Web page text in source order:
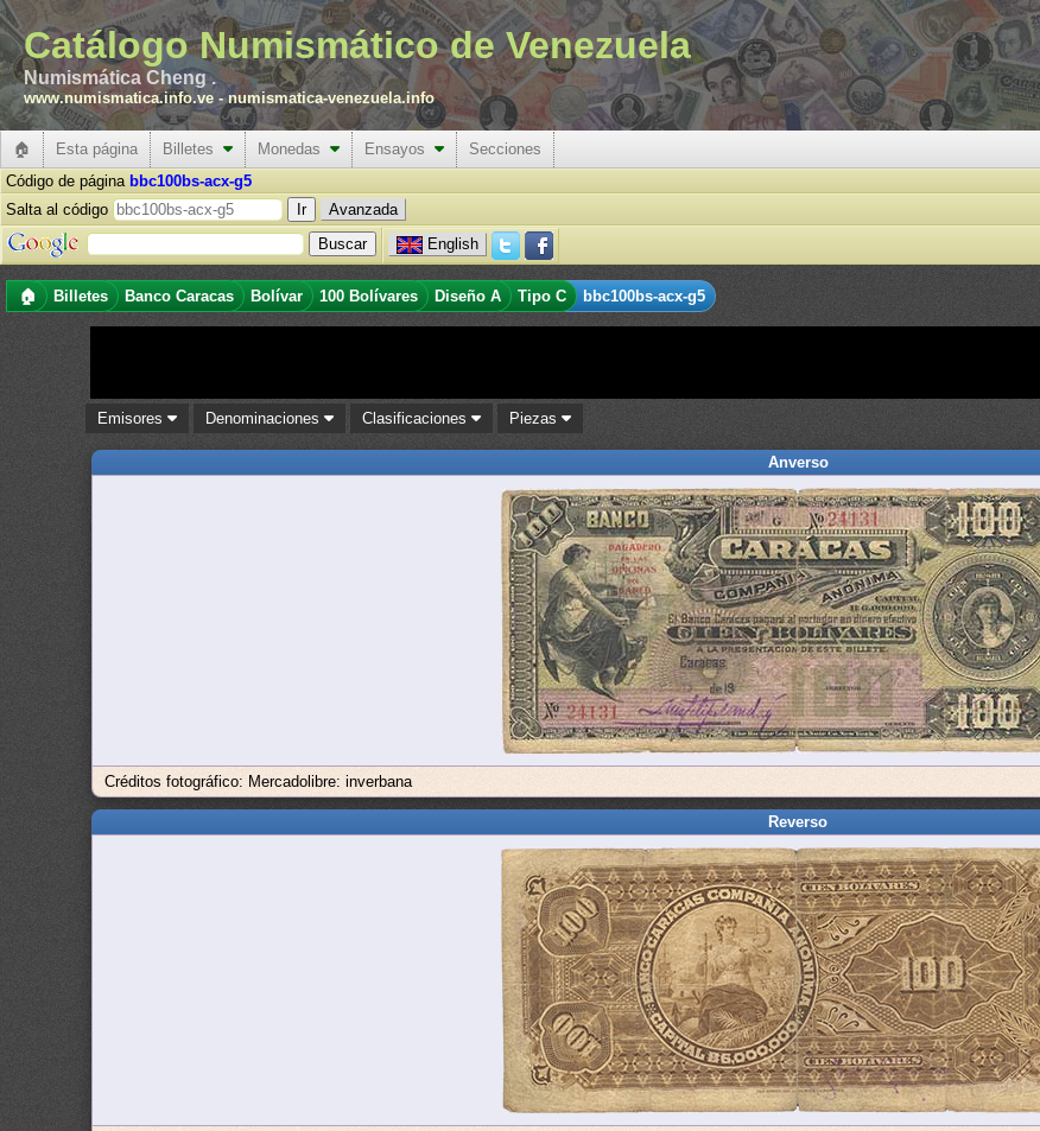
Catálogo Numismático de Venezuela
Numismática Cheng .
www.numismatica.info.ve -numismatica-venezuela.info
🏠 Esta página Billetes Monedas Ensayos
Secciones
Código de página bbc100bs-acx-g5
Salta al código
Avanzada
English
🏠 Billetes Banco Caracas Bolívar 100 Bolívares Diseño A Tipo C bbc100bs-acx-g5
Emisores Denominaciones Clasificaciones Piezas
Anverso
Créditos fotográfico: Mercadolibre: inverbana
Reverso